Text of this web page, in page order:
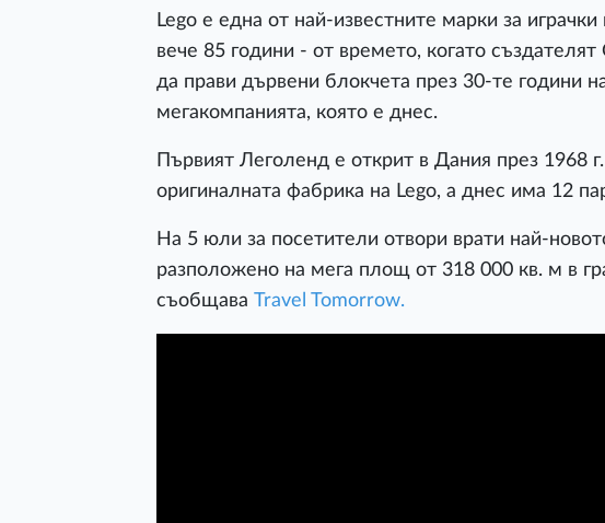
Lego е една от най-известните марки за
вече 85 години - от времето, когато
да прави дървени блокчета през 30-те години
мегакомпанията, която е днес.
Първият Леголенд е открит в Дания през 1968
оригиналната фабрика на Lego, а днес има 12
На 5 юли за посетители отвори врати най-
разположено на мега площ от 318 000 кв. м в
съобщава Travel Tomorrow.